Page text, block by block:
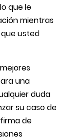
que le
mientras
usted
una
duda
su caso de
de